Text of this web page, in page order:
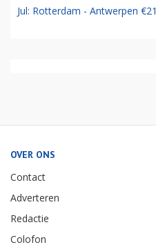
Jul: Rotterdam - Antwerpen €21
OVER ONS
Contact
Adverteren
Redactie
Colofon